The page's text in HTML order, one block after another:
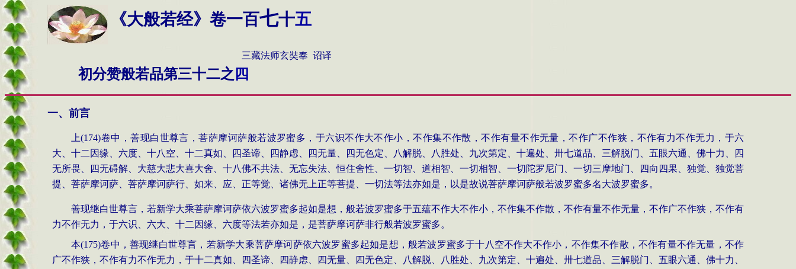
《大般若经》卷一百七十五
三藏法师玄奘奉 诏译
初分赞般若品第三十二之 四
一、前言
上(174)卷中，善现白世尊言，菩萨摩诃萨般若波罗蜜多，于六识不作大不作小，不作集不作散，不作有量不作无量，不作广不作狭，不作有力不作无力，于六
大、十二因缘、六度、十八空、十二真如、四圣谛、四静虑、四无量、四无色定、八解脱、八胜处、九次第定、十遍处、卅七道品、三解脱门、五眼六通、佛十力、四
无所畏、四无碍解、大慈大悲大喜大舍、十八佛不共法、无忘失法、恒住舍性、一切智、道相智、一切相智、一切陀罗尼门、一切三摩地门、四向四果、独觉、独觉菩
提、菩萨摩诃萨、菩萨摩诃萨行、如来、应、正等觉、诸佛无上正等菩提、一切法等法亦如是，以是故说菩萨摩诃萨般若波罗蜜多名大波罗蜜多。
善现继白世尊言，若新学大乘菩萨摩诃萨依六波罗蜜多起如是想，般若波罗蜜多于五蕴不作大不作小，不作集不作散，不作有量不作无量，不作广不作狭，不作有
力不作无力，于六识、六大、十二因缘、六度等法若亦如是，是菩萨摩诃萨非行般若波罗蜜多。
本(175)卷中，善现继白世尊言，若新学大乘菩萨摩诃萨依六波罗蜜多起如是想，般若波罗蜜多于十八空不作大不作小，不作集不作散，不作有量不作无量，不作
广不作狭，不作有力不作无力，于十二真如、四圣谛、四静虑、四无量、四无色定、八解脱、八胜处、九次第定、十遍处、卅七道品、三解脱门、五眼六通、佛十力、